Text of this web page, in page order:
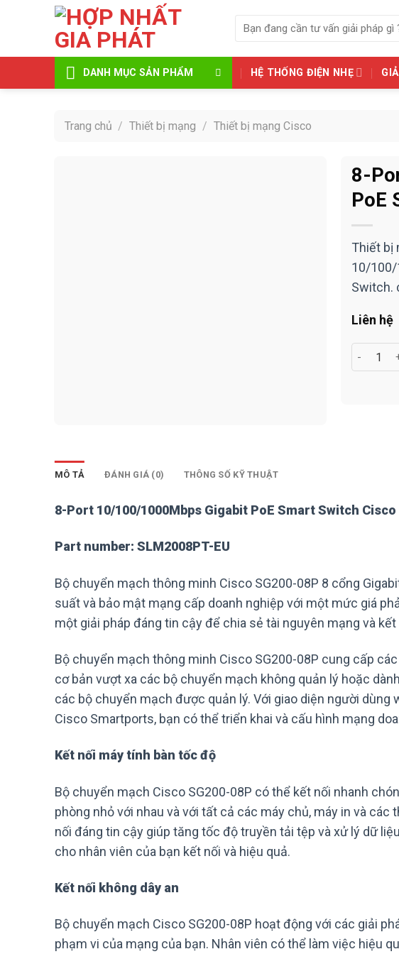
kiếm:
DANH MỤC SẢN PHẨM HỆ THỐNG ĐIỆN NHẸ
Trang chủ / Thiết bị mạng / Thiết bị mạng Cisco
8-
PoE
Thiết bị
10/100/
Switch.
Liên hệ
8-Port
MÔ TẢ ĐÁNH GIÁ (0) THÔNG SỐ KỸ THUẬT
8-Port 10/100/1000Mbps Gigabit PoE Smart Switch Cisco
Part number: SLM2008PT-EU
Bộ chuyển mạch thông minh Cisco SG200-08P 8 cổng
suất và bảo mật mạng cấp doanh nghiệp với một mức giá
một giải pháp đáng tin cậy để chia sẻ tài nguyên mạng và
Bộ chuyển mạch thông minh Cisco SG200-08P cung cấp
cơ bản vượt xa các bộ chuyển mạch không quản lý hoặc
các bộ chuyển mạch được quản lý. Với giao diện người dùng
Cisco Smartports, bạn có thể triển khai và cấu hình mạng
Kết nối máy tính bàn tốc độ
Bộ chuyển mạch Cisco SG200-08P có thể kết nối nhanh
phòng nhỏ với nhau và với tất cả các máy chủ, máy in và
nối đáng tin cậy giúp tăng tốc độ truyền tải tệp và xử lý dữ
cho nhân viên của bạn kết nối và hiệu quả.
Kết nối không dây an
Bộ chuyển mạch Cisco SG200-08P hoạt động với các giải
phạm vi của mạng của bạn. Nhân viên có thể làm việc hiệu